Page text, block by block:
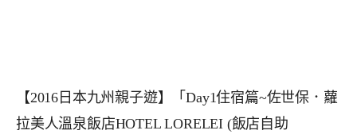
【2016日本九州親子遊】「Day1住宿篇~佐世保．蘿
拉美人溫泉飯店HOTEL LORELEI (飯店自助